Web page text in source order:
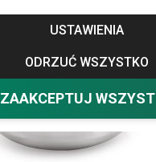
USTAWIENIA
ODRZUĆ WSZYSTKO
ZAAKCEPTUJ